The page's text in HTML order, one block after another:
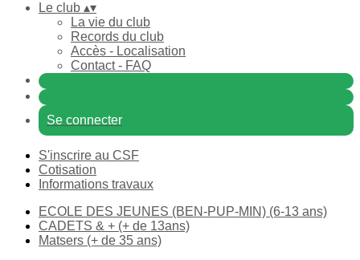
Le club ▴▾
La vie du club
Records du club
Accès - Localisation
Contact - FAQ
Se connecter
S'inscrire au CSF
Cotisation
Informations travaux
ECOLE DES JEUNES (BEN-PUP-MIN) (6-13 ans)
CADETS & + (+ de 13ans)
Matsers (+ de 35 ans)